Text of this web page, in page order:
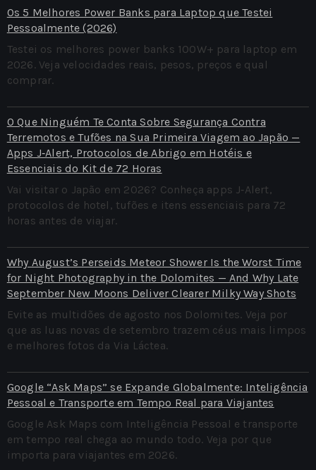
Os 5 Melhores Power Banks para Laptop que Testei
Pessoalmente (2026)
Testei os melhores power banks 100W+ para laptop em
2026. Veja velocidades reais, pesos, preços e qual
comprar.
O Que Ninguém Te Conta Sobre Segurança Contra
Terremotos e Tufões na Sua Primeira Viagem ao Japão —
Apps J‑Alert, Protocolos de Abrigo em Hotéis e
Essenciais do Kit de 72 Horas
Vai visitar o Japão em 2026? Conheça apps J‑Alert,
protocolos de hotel, tufões e itens essenciais para 72
horas antes de viajar.
Why August’s Perseids Meteor Shower Is the Worst Time
for Night Photography in the Dolomites — And Why Late
September New Moons Deliver Clearer Milky Way Shots
Evite as multidões de agosto nos Dolomites. Veja por
que as luas novas de setembro trazem céus mais limpos
e melhores fotos da Via Láctea.
Google “Ask Maps” se Expande Globalmente: Inteligência
Pessoal e Transporte em Tempo Real para Viajantes
Google Ask Maps com Inteligência Pessoal e transporte
em tempo real chega ao mundo todo. Veja por que
importa para viajantes em 2026.